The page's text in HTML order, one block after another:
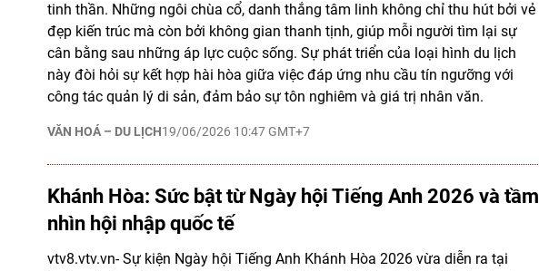
VĂN HOÁ – DU LỊCH19/06/2026 10:47 GMT+7
tinh thần. Những ngôi chùa cổ, danh thắng tâm linh không chỉ thu hút bởi vẻ
đẹp kiến trúc mà còn bởi không gian thanh tịnh, giúp mỗi người tìm lại sự
cân bằng sau những áp lực cuộc sống. Sự phát triển của loại hình du lịch
này đòi hỏi sự kết hợp hài hòa giữa việc đáp ứng nhu cầu tín ngưỡng với
công tác quản lý di sản, đảm bảo sự tôn nghiêm và giá trị nhân văn.
Khánh Hòa: Sức bật từ Ngày hội Tiếng Anh 2026 và tầm
nhìn hội nhập quốc tế
vtv8.vtv.vn- Sự kiện Ngày hội Tiếng Anh Khánh Hòa 2026 vừa diễn ra tại